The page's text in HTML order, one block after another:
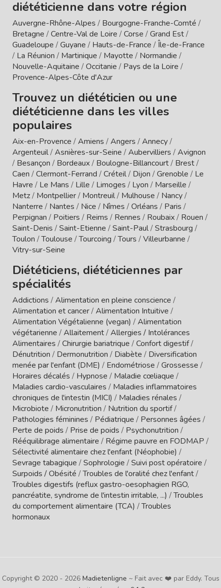
diététicienne dans votre région
Auvergne-Rhône-Alpes / Bourgogne-Franche-Comté /
Bretagne /Centre-Val de Loire /Corse /Grand Est/
Guadeloupe /Guyane / Hauts-de-France /Île-de-France
/ La Réunion / Martinique / Mayotte / Normandie /
Nouvelle-Aquitaine /Occitanie / Pays de la Loire /
Provence-Alpes-Côte d'Azur
Trouvez un diététicien ou une
diététicienne dans les villes
populaires
Aix-en-Provence /Amiens /Angers /Annecy/
Argenteuil/Asnières-sur-Seine /Aubervilliers /Avignon
/ Besançon / Bordeaux/ Boulogne-Billancourt/ Brest/
Caen /Clermont-Ferrand /Créteil/ Dijon /Grenoble / Le
Havre / Le Mans / Lille / Limoges / Lyon / Marseille /
Metz/ Montpellier/ Montreuil/ Mulhouse / Nancy/
Nanterre / Nantes / Nice / Nîmes /Orléans / Paris /
Perpignan / Poitiers / Reims / Rennes / Roubaix/ Rouen /
Saint-Denis /Saint-Etienne /Saint-Paul/Strasbourg /
Toulon /Toulouse /Tourcoing /Tours /Villeurbanne /
Vitry-sur-Seine
Diététiciens, diététiciennes par
spécialités
Addictions /Alimentation en pleine conscience /
Alimentation et cancer/Alimentation Intuitive /
Alimentation Végétalienne (vegan) /Alimentation
végétarienne /Allaitement/Allergies / Intolérances
Alimentaires /Chirurgie bariatrique /Confort digestif/
Dénutrition / Dermonutrition / Diabète / Diversification
menée par l'enfant (DME) / Endométriose /Grossesse /
Horaires décalés / Hypnose / Maladie cœliaque /
Maladies cardio-vasculaires / Maladies inflammatoires
chroniques de l'intestin (MICI) / Maladies rénales /
Microbiote / Micronutrition / Nutrition du sportif/
Pathologies féminines / Pédiatrique / Personnes âgées /
Perte de poids / Prise de poids / Psychonutrition /
Rééquilibrage alimentaire / Régime pauvre en FODMAP /
Sélectivité alimentaire chez l'enfant (Néophobie) /
Sevrage tabagique /Sophrologie /Suivi post opératoire /
Surpoids / Obésité /Troubles de l'oralité chez l'enfant/
Troubles digestifs (reflux gastro-oesophagien RGO,
pancréatite, syndrome de l'intestin irritable, ...) /Troubles
du comportement alimentaire (TCA) /Troubles
hormonaux
Copyright © 2020 - 2026 Madietenligne ~ Fait avec ❤️ par Eddy. Tous